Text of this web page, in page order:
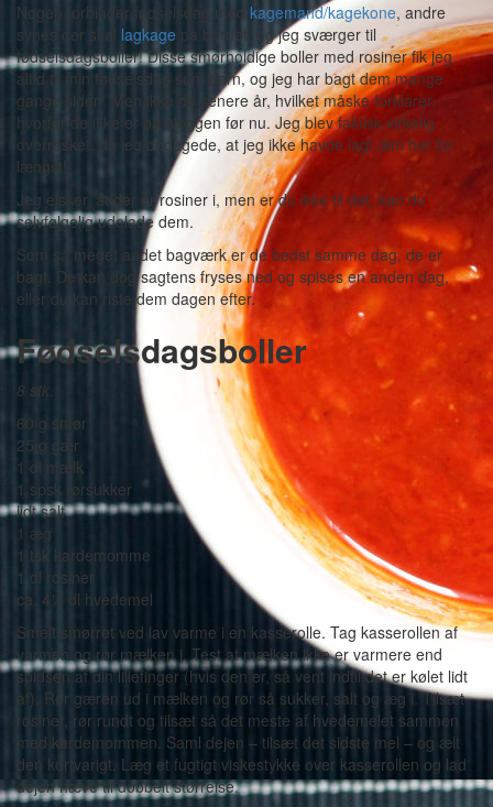
Nogen forbinder fødselsdag med kagemand/kagekone, andre
synes der skal lagkage på bordet, og jeg sværger til
fødselsdagsboller! Disse smørholdige boller med rosiner fik jeg
altid til min fødselsdag som barn, og jeg har bagt dem mange
gange siden. Men ikke de senere år, hvilket måske forklarer,
hvorfor de ikke er på bloggen før nu. Jeg blev faktisk virkelig
overrasket, da jeg opdagede, at jeg ikke havde lagt den her for
længst!
Jeg elsker, at der er rosiner i, men er du ikke til det, kan du
selvfølgelig udelade dem.
Som så meget andet bagværk er de bedst samme dag, de er
bagt. De kan dog sagtens fryses ned og spises en anden dag,
eller du kan riste dem dagen efter.
Fødselsdagsboller
8 stk.
60 g smør
25 g gær
1 dl mælk
1 spsk rørsukker
lidt salt
1 æg
1 tsk kardemomme
1 dl rosiner
ca. 4½ dl hvedemel
Smelt smørret ved lav varme i en kasserolle. Tag kasserollen af
varmen og rør mælken i. Test at mælken ikke er varmere end
spidsen af din lillefinger (hvis den er, så vent indtil det er kølet lidt
af). Rør gæren ud i mælken og rør så sukker, salt og æg i. Tilsæt
rosiner, rør rundt og tilsæt så det meste af hvedemelet sammen
med kardemommen. Saml dejen – tilsæt det sidste mel – og ælt
den kortvarigt. Læg et fugtigt viskestykke over kasserollen og lad
dejen hæve til dobbelt størrelse.